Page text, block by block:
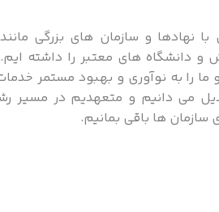
نهادها و سازمان های بزرگی مانند
دانشگاه های معتبر را داشته ایم.
را به نوآوری و بهبود مستمر
می دانیم و متعهدیم در مسیر
ها باقی بمانیم.